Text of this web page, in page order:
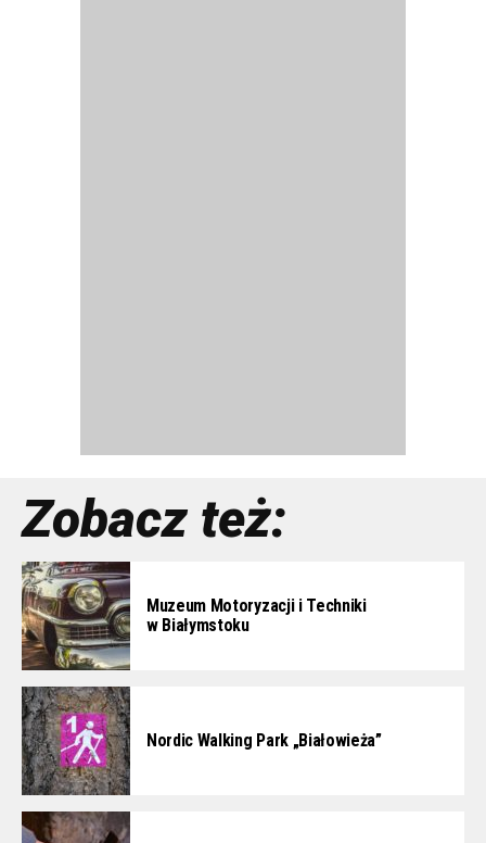
Zobacz też:
Muzeum Motoryzacji i Techniki
w Białymstoku
Nordic Walking Park „Białowieża”